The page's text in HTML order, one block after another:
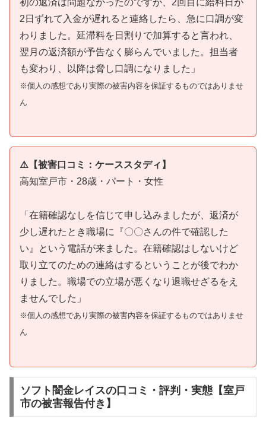
2日ずれて入金が遅れると連絡したら、急に口調が変
わりました。延滞料を日割りで加算すると言われ、
翌月の返済額が予告なく膨らんでいました。担当者
も変わり、以降は脅し口調になりました」
※個人の感想であり実際の被害内容を保証するものではありませ
ん
⚠️【被害口コミ：ケーススタディ】
高知室戸市・28歳・パート・女性
「在籍確認なしを信じて申し込みましたが、返済が
少し遅れたとき職場に『〇〇さんの件で確認した
い』という電話が来ました。在籍確認はしないけど
取り立てのための連絡はするということが後でわか
りました。職場での立場が悪くなり退職せざるをえ
ませんでした」
※個人の感想であり実際の被害内容を保証するものではありませ
ん
ソフト闇金レイスの口コミ・評判・実態【室戸
市の被害報告付き】